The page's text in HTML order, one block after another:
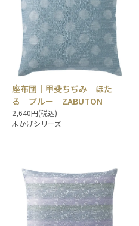
座布団｜甲斐ちぢみ ほた
る ブルー｜ZABUTON
2,640円(税込)
木かげシリーズ